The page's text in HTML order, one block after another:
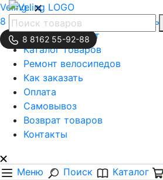
Veling..
8 (8162) 55-92-88
Обратная связь
Личный кабинет
Каталог товаров
Ремонт велосипедов
Как заказать
Оплата
Самовывоз
Возврат товаров
Контакты
Меню Поиск Каталог
8 8162 55-92-88